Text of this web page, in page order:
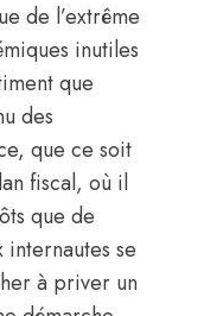
de l’extrême
inutiles
que
des
que ce soit
fiscal, où il
que de
se
à priver un